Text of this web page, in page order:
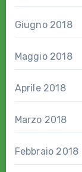
Giugno 2018
Maggio 2018
Aprile 2018
Marzo 2018
Febbraio 2018